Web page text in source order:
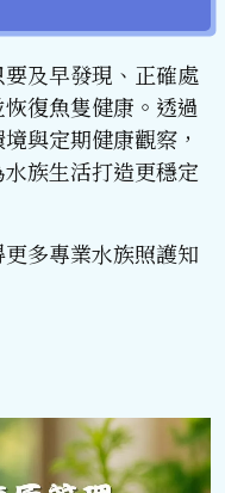
及早發現、正確處
復魚隻健康。透過
與定期健康觀察，
族生活打造更穩定
多專業水族照護知